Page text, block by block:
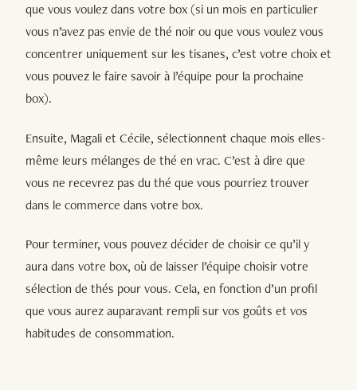
que vous voulez dans votre box (si un mois en particulier
vous n’avez pas envie de thé noir ou que vous voulez vous
concentrer uniquement sur les tisanes, c’est votre choix et
vous pouvez le faire savoir à l’équipe pour la prochaine
box).
Ensuite, Magali et Cécile, sélectionnent chaque mois elles-
même leurs mélanges de thé en vrac. C’est à dire que
vous ne recevrez pas du thé que vous pourriez trouver
dans le commerce dans votre box.
Pour terminer, vous pouvez décider de choisir ce qu’il y
aura dans votre box, où de laisser l’équipe choisir votre
sélection de thés pour vous. Cela, en fonction d’un profil
que vous aurez auparavant rempli sur vos goûts et vos
habitudes de consommation.